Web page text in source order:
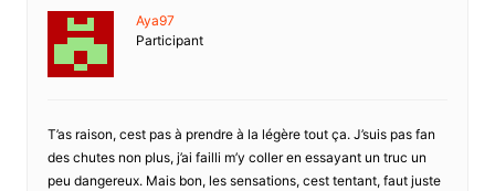
Aya97
Participant
T’as raison, cest pas à prendre à la légère tout ça. J’suis pas fan
des chutes non plus, j’ai failli m’y coller en essayant un truc un
peu dangereux. Mais bon, les sensations, cest tentant, faut juste